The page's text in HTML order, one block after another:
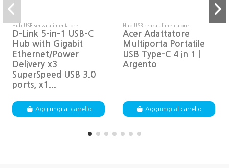
Hub USB senza alimentatore
D-Link 5-in-1 USB-C
Hub with Gigabit
Ethernet/Power
Delivery x3
SuperSpeed USB 3.0
ports, x1...
Aggiungi al carrello
Hub USB senza alimentatore
Acer Adattatore
Multiporta Portatile
USB Type-C 4 in 1 |
Argento
Aggiungi al carrello